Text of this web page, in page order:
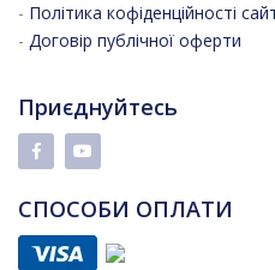
- Політика кофіденційності
- Договір публічної оферти
Приєднуйтесь
СПОСОБИ ОПЛАТИ